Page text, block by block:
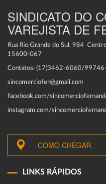
SINDICATO DO
VAREJISTA DE
Rua Rio Grande do Sul, 984
15600-067
Contatos: (17)3462-6060/
sincomerciofer@gmail.com
facebook.com/
instagram.com/
COMO CHEGAR
LINKS RÁPIDOS